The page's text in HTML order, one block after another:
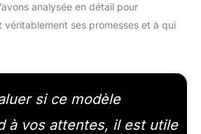
analysée en détail pour
véritablement ses promesses et à qui
si ce modèle
à vos attentes, il est utile